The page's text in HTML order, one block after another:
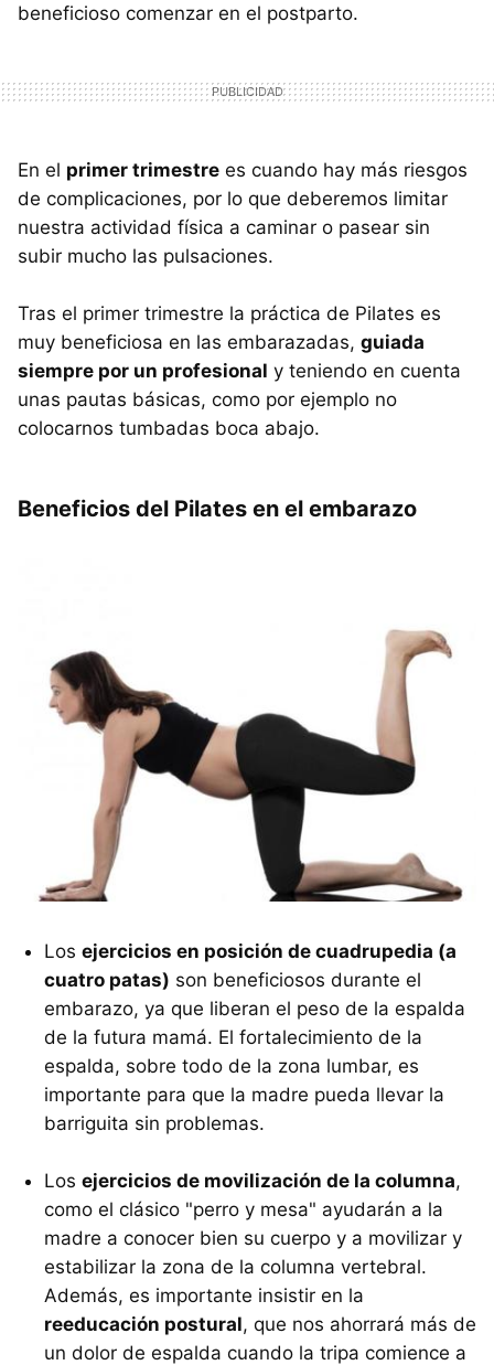
beneficioso comenzar en el postparto.
En el primer trimestre es cuando hay más riesgos
de complicaciones, por lo que deberemos limitar
nuestra actividad física a caminar o pasear sin
subir mucho las pulsaciones.
Tras el primer trimestre la práctica de Pilates es
muy beneficiosa en las embarazadas, guiada
siempre por un profesional y teniendo en cuenta
unas pautas básicas, como por ejemplo no
colocarnos tumbadas boca abajo.
Beneficios del Pilates en el embarazo
Los ejercicios en posición de cuadrupedia (a
cuatro patas) son beneficiosos durante el
embarazo, ya que liberan el peso de la espalda
de la futura mamá. El fortalecimiento de la
espalda, sobre todo de la zona lumbar, es
importante para que la madre pueda llevar la
barriguita sin problemas.
Los ejercicios de movilización de la columna,
como el clásico "perro y mesa" ayudarán a la
madre a conocer bien su cuerpo y a movilizar y
estabilizar la zona de la columna vertebral.
Además, es importante insistir en la
reeducación postural, que nos ahorrará más de
un dolor de espalda cuando la tripa comience a